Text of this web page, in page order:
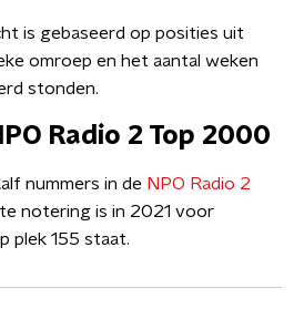
is gebaseerd op posities uit
omroep en het aantal weken
stonden.
Radio 2 Top 2000
nummers in de NPO Radio 2
notering is in 2021 voor
plek 155 staat.